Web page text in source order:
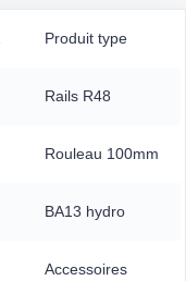
Produit type
Rails R48
Rouleau 100mm
BA13 hydro
Accessoires